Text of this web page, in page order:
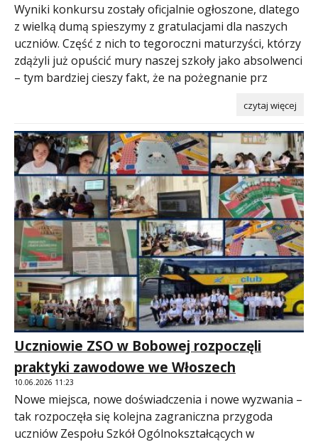
Wyniki konkursu zostały oficjalnie ogłoszone, dlatego
z wielką dumą spieszymy z gratulacjami dla naszych
uczniów. Część z nich to tegoroczni maturzyści, którzy
zdążyli już opuścić mury naszej szkoły jako absolwenci
– tym bardziej cieszy fakt, że na pożegnanie prz
czytaj więcej
Uczniowie ZSO w Bobowej rozpoczęli
praktyki zawodowe we Włoszech
10.06.2026 11:23
Nowe miejsca, nowe doświadczenia i nowe wyzwania –
tak rozpoczęła się kolejna zagraniczna przygoda
uczniów Zespołu Szkół Ogólnokształcących w